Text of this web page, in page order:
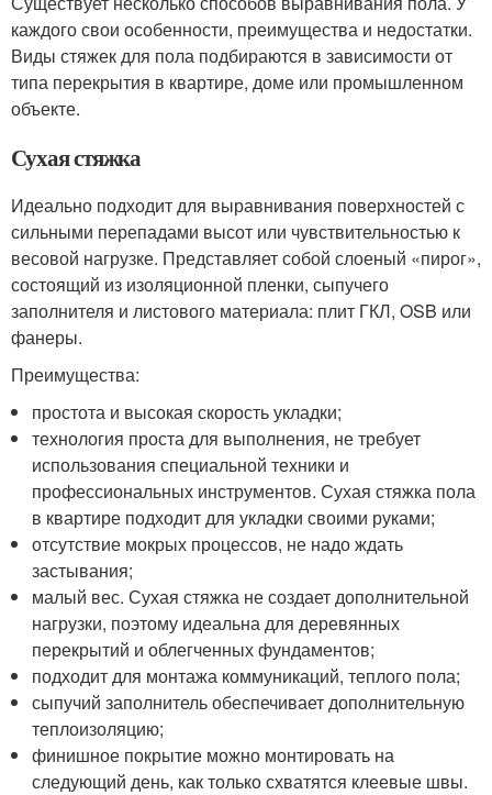
каждого свои особенности, преимущества и недостатки.
Виды стяжек для пола подбираются в зависимости от
типа перекрытия в квартире, доме или промышленном
объекте.
Сухая стяжка
Идеально подходит для выравнивания поверхностей с
сильными перепадами высот или чувствительностью к
весовой нагрузке. Представляет собой слоеный «пирог»,
состоящий из изоляционной пленки, сыпучего
заполнителя и листового материала: плит ГКЛ, OSB или
фанеры.
Преимущества:
простота и высокая скорость укладки;
технология проста для выполнения, не требует
использования специальной техники и
профессиональных инструментов. Сухая стяжка пола
в квартире подходит для укладки своими руками;
отсутствие мокрых процессов, не надо ждать
застывания;
малый вес. Сухая стяжка не создает дополнительной
нагрузки, поэтому идеальна для деревянных
перекрытий и облегченных фундаментов;
подходит для монтажа коммуникаций, теплого пола;
сыпучий заполнитель обеспечивает дополнительную
теплоизоляцию;
финишное покрытие можно монтировать на
следующий день, как только схватятся клеевые швы.